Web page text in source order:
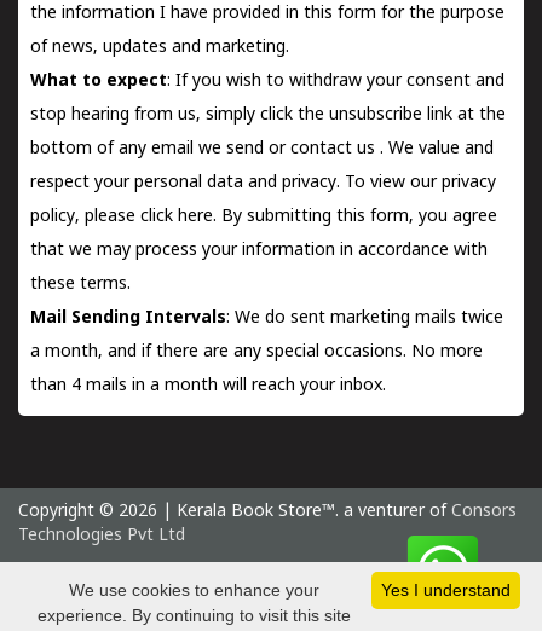
the information I have provided in this form for the purpose
of news, updates and marketing.
What to expect: If you wish to withdraw your consent and
stop hearing from us, simply click the unsubscribe link at the
bottom of any email we send orcontact us . We value and
respect your personal data and privacy. To view our privacy
policy, please click here. By submitting this form, you agree
that we may process your information in accordance with
these terms.
Mail Sending Intervals: We do sent marketing mails twice
a month, and if there are any special occasions. No more
than 4 mails in a month will reach your inbox.
Copyright © 2026 | Kerala Book Store™. a venturer of Consors
Technologies Pvt Ltd
Monday 10 August, 2026 IST
Yes I understand
We use cookies to enhance your
experience. By continuing to visit this site